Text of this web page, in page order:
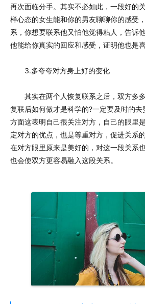
再次面临分手。其实不必如此，一段好的
样心态的女生能和你的男友聊聊你的感受
系，你想要联系他又怕他觉得粘人，告诉
他能给你真实的回应和感受，证明他也是喜
3.多夸夸对方身上好的变化
其实在两个人恢复联系之后，双方多
复联后如何做才是科学的?一定要及时的
方面这表明自己很关注对方，自己的眼里
定对方的优点，也是尊重对方，促进关系
在对方眼里原来是美好的，对这一段关系
也会使双方更容易融入这段关系。